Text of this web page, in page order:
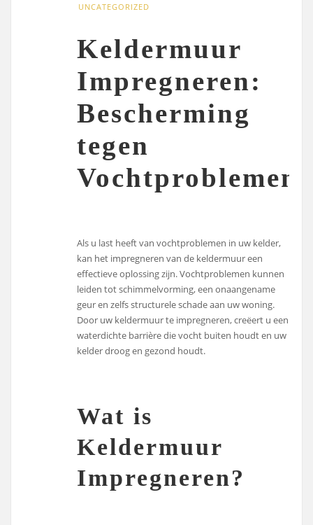
UNCATEGORIZED
Keldermuur
Impregneren:
Bescherming
tegen
Vochtproblemen
Als u last heeft van vochtproblemen in uw kelder,
kan het impregneren van de keldermuur een
effectieve oplossing zijn. Vochtproblemen kunnen
leiden tot schimmelvorming, een onaangename
geur en zelfs structurele schade aan uw woning.
Door uw keldermuur te impregneren, creëert u een
waterdichte barrière die vocht buiten houdt en uw
kelder droog en gezond houdt.
Wat is
Keldermuur
Impregneren?